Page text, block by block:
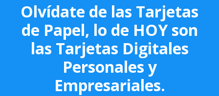
Olvídate de las Tarjetas
de Papel, lo de HOY son
las Tarjetas Digitales
Personales y
Empresariales.